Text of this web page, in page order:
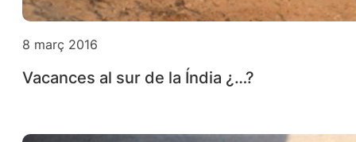
8 març 2016
Vacances al sur de la Índia ¿…?